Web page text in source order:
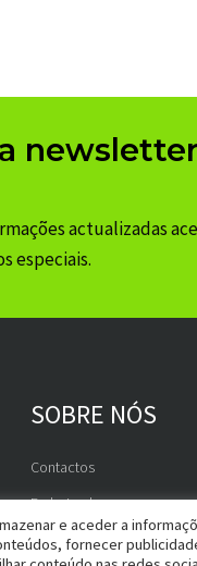
newsletter
actualizadas
especiais.
SOBRE NÓS
Contactos
Embaixadores
e aceder a
fornecer